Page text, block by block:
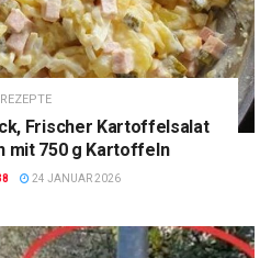
REZEPTE
Frischer Kartoffelsalat
mit 750 g Kartoffeln
24 JANUAR 2026